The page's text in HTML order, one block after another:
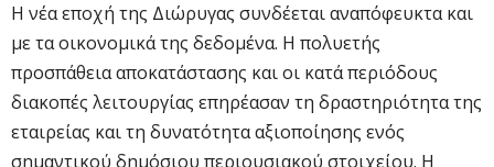
Η νέα εποχή της Διώρυγας συνδέεται αναπόφευκτα και
με τα οικονομικά της δεδομένα. Η πολυετής
προσπάθεια αποκατάστασης και οι κατά περιόδους
διακοπές λειτουργίας επηρέασαν τη δραστηριότητα της
εταιρείας και τη δυνατότητα αξιοποίησης ενός
σημαντικού δημόσιου περιουσιακού στοιχείου. Η